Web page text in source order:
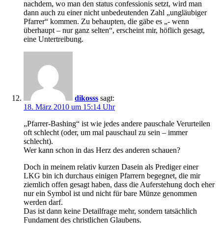
nachdem, wo man den status confessionis setzt, wird man
dann auch zu einer nicht unbedeutenden Zahl „ungläubiger
Pfarrer“ kommen. Zu behaupten, die gäbe es „- wenn
überhaupt – nur ganz selten“, erscheint mir, höflich gesagt,
eine Untertreibung.
dikosss sagt:
18. März 2010 um 15:14 Uhr
„Pfarrer-Bashing“ ist wie jedes andere pauschale Verurteilen
oft schlecht (oder, um mal pauschaul zu sein – immer
schlecht).
Wer kann schon in das Herz des anderen schauen?
Doch in meinem relativ kurzen Dasein als Prediger einer
LKG bin ich durchaus einigen Pfarrern begegnet, die mir
ziemlich offen gesagt haben, dass die Auferstehung doch eher
nur ein Symbol ist und nicht für bare Münze genommen
werden darf.
Das ist dann keine Detailfrage mehr, sondern tatsächlich
Fundament des christlichen Glaubens.